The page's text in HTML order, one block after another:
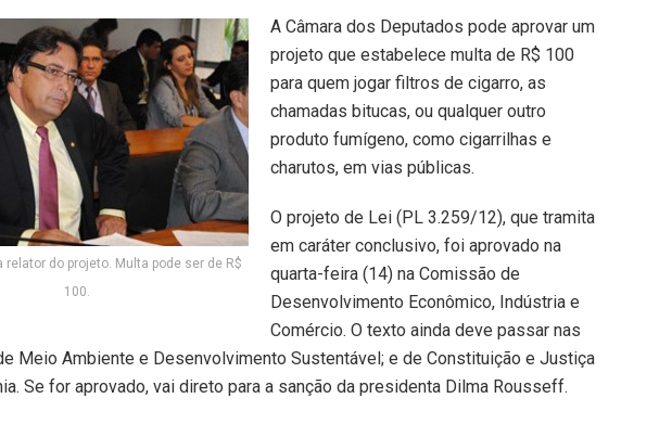
relator do projeto. Multa pode ser de R$
100.
A Câmara dos Deputados pode aprovar um
projeto que estabelece multa de R$ 100
para quem jogar filtros de cigarro, as
chamadas bitucas, ou qualquer outro
produto fumígeno, como cigarrilhas e
charutos, em vias públicas.
O projeto de Lei (PL 3.259/12), que tramita
em caráter conclusivo, foi aprovado na
quarta-feira (14) na Comissão de
Desenvolvimento Econômico, Indústria e
Comércio. O texto ainda deve passar nas
Meio Ambiente e Desenvolvimento Sustentável; e de Constituição e Justiça
Se for aprovado, vai direto para a sanção da presidenta Dilma Rousseff.